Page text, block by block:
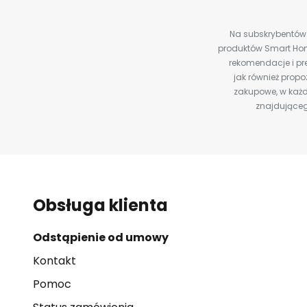
Na
produktów Smart
rekomendacje i
jak również
zakupowe, w
Obsługa klienta
Odstąpienie od umowy
Kontakt
Pomoc